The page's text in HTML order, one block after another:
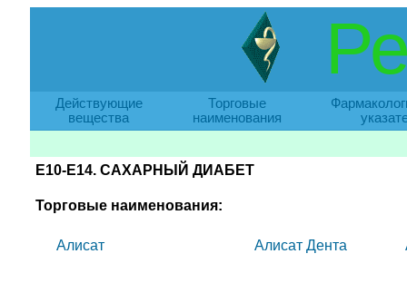
Действующие
вещества
Торговые
наименования
E10-E14. САХАРНЫЙ ДИАБЕТ
Торговые наименования:
Алисат Алисат Дента